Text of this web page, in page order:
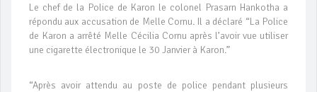
Le chef de la Police de Karon le colonel Prasarn Hankotha a
répondu aux accusation de Melle Cornu. Il a déclaré “La Police
de Karon a arrêté Melle Cécilia Cornu après l’avoir vue utiliser
une cigarette électronique le 30 Janvier à Karon.”
“Après avoir attendu au poste de police pendant plusieurs